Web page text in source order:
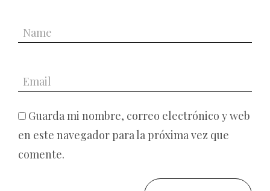
Guarda mi nombre, correo electrónico y web
en este navegador para la próxima vez que
comente.